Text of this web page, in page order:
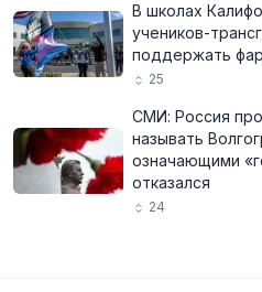
В школах
учеников-
поддержать
25
СМИ: Россия
называть
означающими
отказался
24